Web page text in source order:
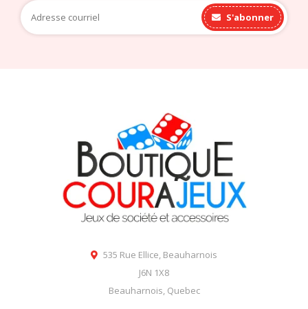
S'abonner
535 Rue Ellice, Beauharnois
J6N 1X8
Beauharnois, Quebec